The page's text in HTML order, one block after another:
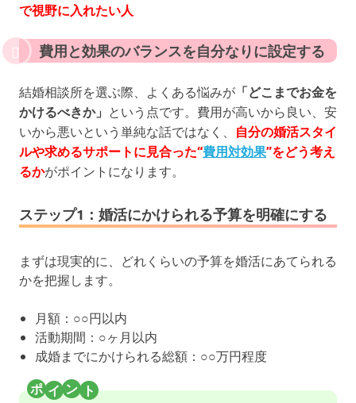
で視野に入れたい人
費用と効果のバランスを自分なりに設定する
結婚相談所を選ぶ際、よくある悩みが 「どこまでお金を
かけるべきか」 という点です。費用が高いから良い、安
いから悪いという単純な話ではなく、 自分の婚活スタイ
ルや求めるサポートに見合った“費用対効果”をどう考え
るかがポイントになります。
ステップ1：婚活にかけられる予算を明確にする
まずは現実的に、どれくらいの予算を婚活にあてられる
かを把握します。
月額：○○円以内
活動期間：○ヶ月以内
成婚までにかけられる総額：○○万円程度